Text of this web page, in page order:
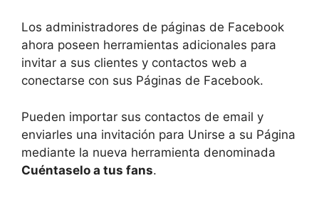
Los administradores de páginas de Facebook
ahora poseen herramientas adicionales para
invitar a sus clientes y contactos web a
conectarse con sus Páginas de Facebook.
Pueden importar sus contactos de email y
enviarles una invitación para Unirse a su Página
mediante la nueva herramienta denominada
Cuéntaselo a tus fans.